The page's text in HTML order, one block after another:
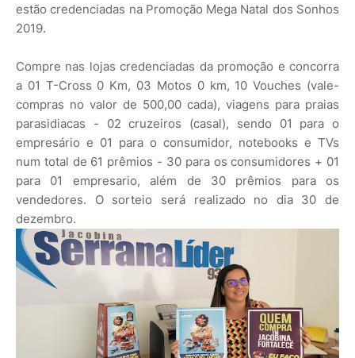
estão credenciadas na Promoção Mega Natal dos Sonhos
2019.
Compre nas lojas credenciadas da promoção e concorra
a 01 T-Cross 0 Km, 03 Motos 0 km, 10 Vouches (vale-
compras no valor de 500,00 cada), viagens para praias
parasidiacas - 02 cruzeiros (casal), sendo 01 para o
empresário e 01 para o consumidor, notebooks e TVs
num total de 61 prêmios - 30 para os consumidores + 01
para 01 empresario, além de 30 prêmios para os
vendedores. O sorteio será realizado no dia 30 de
dezembro.